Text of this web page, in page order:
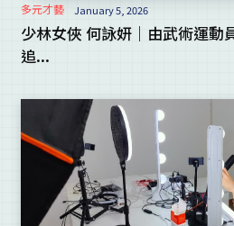
多元才藝 January 5, 2026
少林女俠 何詠妍｜由武術運動
追...